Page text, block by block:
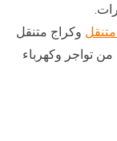
وكراج متنقل
من تواجر وكهرباء